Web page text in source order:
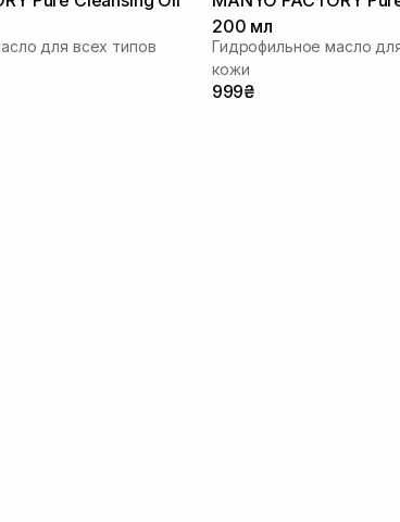
для всех типов
200 мл
Гидрофильное масло
кожи
999₴